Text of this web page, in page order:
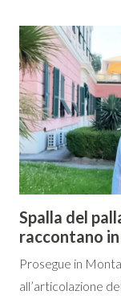
Spalla del
raccontano
Prosegue in
all’articolazione